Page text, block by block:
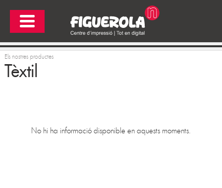
Els nostres productes
Tèxtil
No hi ha informació disponible en aquests moments.